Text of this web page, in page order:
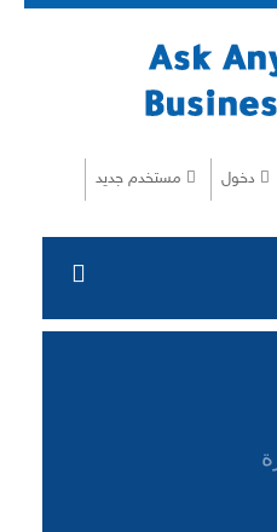
دخول مستخدم جديد